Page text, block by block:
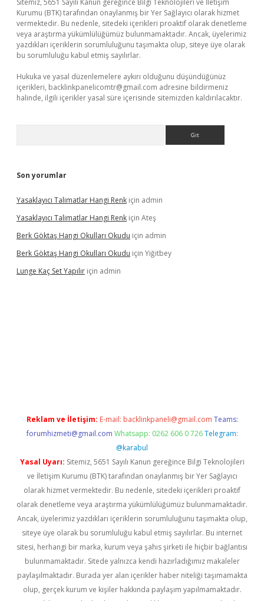
Sitemiz, 5651 Sayılı Kanun gereğince Bilgi Teknolojileri ve İletişim
Kurumu (BTK) tarafından onaylanmış bir Yer Sağlayıcı olarak hizmet
vermektedir. Bu nedenle, sitedeki içerikleri proaktif olarak denetleme
veya araştırma yükümlülüğümüz bulunmamaktadır. Ancak, üyelerimiz
yazdıkları içeriklerin sorumluluğunu taşımakta olup, siteye üye olarak
bu sorumluluğu kabul etmiş sayılırlar.
Hukuka ve yasal düzenlemelere aykırı olduğunu düşündüğünüz
içerikleri, backlinkpanelicomtr@gmail.com adresine bildirmeniz
halinde, ilgili içerikler yasal süre içerisinde sitemizden kaldırılacaktır.
Son yorumlar
Yasaklayıcı Talimatlar Hangi Renk için admin
Yasaklayıcı Talimatlar Hangi Renk için Ateş
Berk Göktaş Hangi Okulları Okudu için admin
Berk Göktaş Hangi Okulları Okudu için Yiğitbey
Lunge Kaç Set Yapılır için admin
Reklam ve İletişim: E-mail: backlinkpaneli@gmail.com Teams:
forumhizmeti@gmail.com Whatsapp: 0262 606 0 726 Telegram:
@karabul
Yasal Uyarı: Sitemiz, 5651 Sayılı Kanun gereğince Bilgi Teknolojileri
ve İletişim Kurumu (BTK) tarafından onaylanmış bir Yer Sağlayıcı
olarak hizmet vermektedir. Bu nedenle, sitedeki içerikleri proaktif
olarak denetleme veya araştırma yükümlülüğümüz bulunmamaktadır.
Ancak, üyelerimiz yazdıkları içeriklerin sorumluluğunu taşımakta olup,
siteye üye olarak bu sorumluluğu kabul etmiş sayılırlar. Bu internet
sitesi, herhangi bir marka, kurum veya şahıs şirketi ile hiçbir bağlantısı
bulunmamaktadır. Sitede yalnızca kendi hazırladığımız makaleler
paylaşılmaktadır. Burada yer alan içerikler haber niteliği taşımamakta
olup, gerçek kurum ve kişiler hakkında paylaşım yapılmamaktadır.